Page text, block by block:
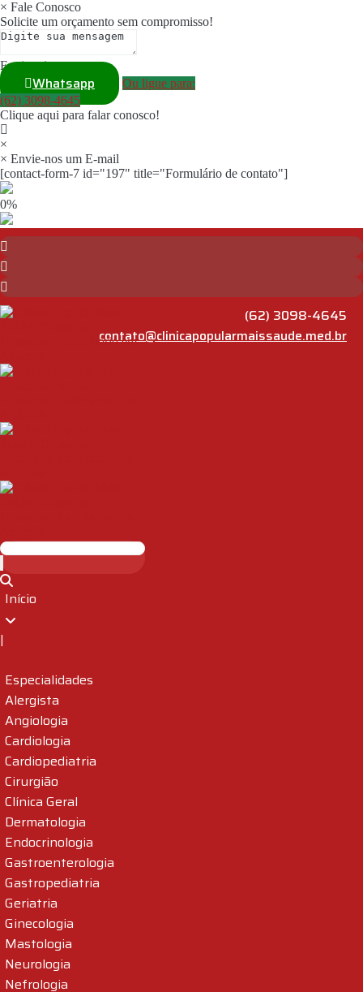
× Fale Conosco
Solicite um orçamento sem compromisso!
Enviar via
Whatsapp
Ou ligue para:
(62) 3098-4645
Clique aqui para falar conosco!
×
× Envie-nos um E-mail
[contact-form-7 id="197" title="Formulário de contato"]
0%
(62) 3098-4645
contato@clinicapopularmaissaude.med.br
Início
|
Especialidades
Alergista
Angiologia
Cardiologia
Cardiopediatria
Cirurgião
Clínica Geral
Dermatologia
Endocrinologia
Gastroenterologia
Gastropediatria
Geriatria
Ginecologia
Mastologia
Neurologia
Nefrologia